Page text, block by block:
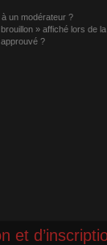
un modérateur ?
» affiché lors de
?
et